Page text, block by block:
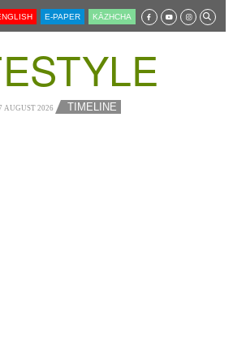
E-PAPER KĀZHCHA
AUGUST 2026 TIMELINE